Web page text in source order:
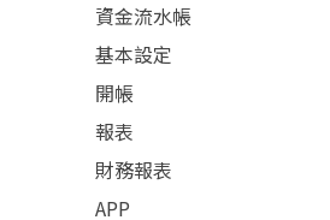
資金流水帳
基本設定
開帳
報表
財務報表
APP